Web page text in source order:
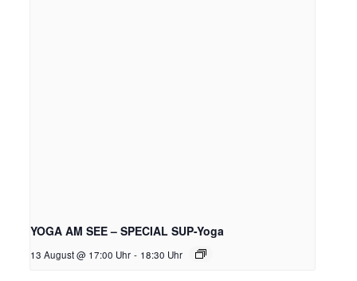
YOGA AM SEE – SPECIAL SUP-Yoga
13 August @ 17:00 Uhr - 18:30 Uhr